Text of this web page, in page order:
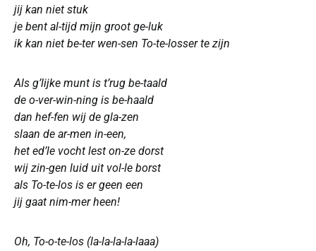
jij kan niet stuk
je bent al-tijd mijn groot ge-luk
ik kan niet be-ter wen-sen To-te-losser te zijn
Als g’lijke munt is t’rug be-taald
de o-ver-win-ning is be-haald
dan hef-fen wij de gla-zen
slaan de ar-men in-een,
het ed’le vocht lest on-ze dorst
wij zin-gen luid uit vol-le borst
als To-te-los is er geen een
jij gaat nim-mer heen!
Oh, To-o-te-los (la-la-la-la-laaa)